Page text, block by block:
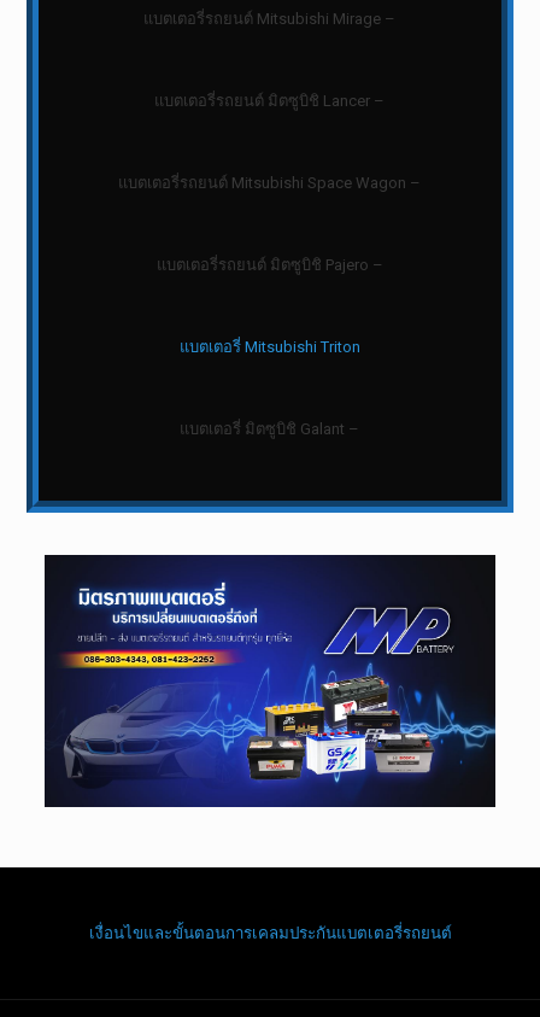
แบตเตอรี่รถยนต์ Mitsubishi Mirage –
แบตเตอรี่รถยนต์ มิตซูบิชิ Lancer –
แบตเตอรี่รถยนต์ Mitsubishi Space Wagon –
แบตเตอรี่รถยนต์ มิตซูบิชิ Pajero –
แบตเตอรี่ Mitsubishi Triton
แบตเตอรี่ มิตซูบิชิ Galant –
เงื่อนไขและขั้นตอนการเคลมประกันแบตเตอรี่รถยนต์